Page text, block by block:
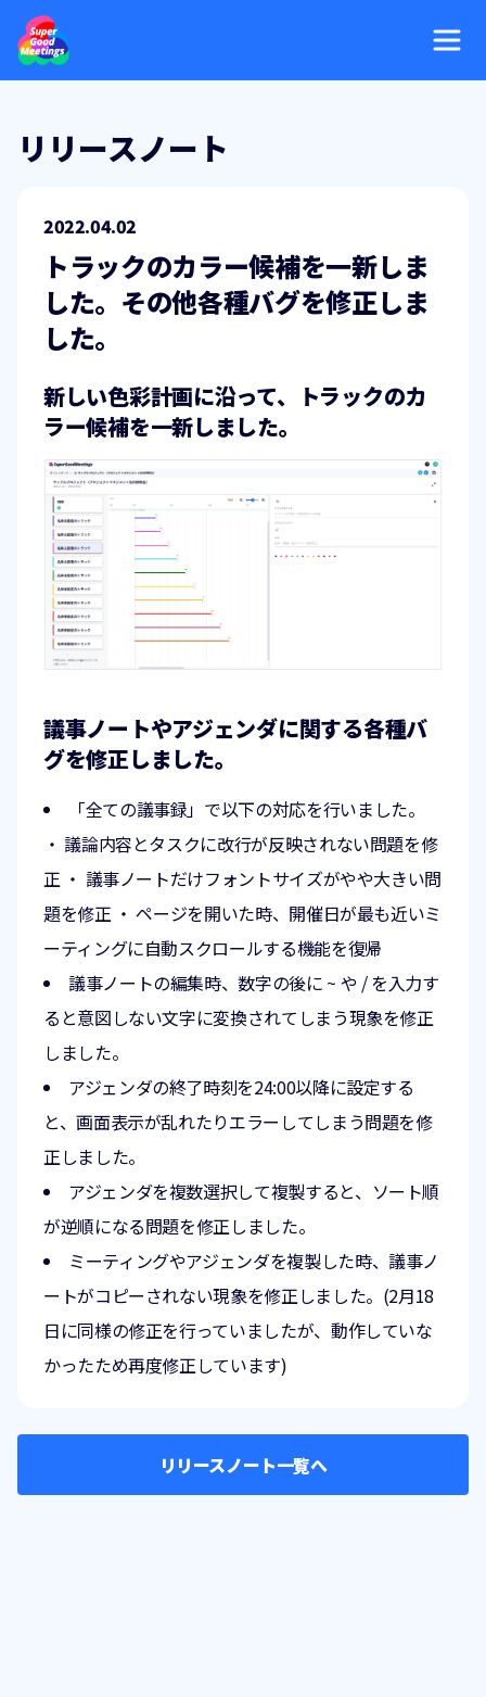
リリースノート
2022.04.02
トラックのカラー候補を一新しま
した。その他各種バグを修正しま
した。
新しい色彩計画に沿って、トラックのカ
ラー候補を一新しました。
議事ノートやアジェンダに関する各種バ
グを修正しました。
「全ての議事録」で以下の対応を行いました。
・ 議論内容とタスクに改行が反映されない問題を修
正 ・ 議事ノートだけフォントサイズがやや大きい問
題を修正 ・ ページを開いた時、開催日が最も近いミ
ーティングに自動スクロールする機能を復帰
議事ノートの編集時、数字の後に ~ や / を入力す
ると意図しない文字に変換されてしまう現象を修正
しました。
アジェンダの終了時刻を24:00以降に設定する
と、画面表示が乱れたりエラーしてしまう問題を修
正しました。
アジェンダを複数選択して複製すると、ソート順
が逆順になる問題を修正しました。
ミーティングやアジェンダを複製した時、議事ノ
ートがコピーされない現象を修正しました。(2月18
日に同様の修正を行っていましたが、動作していな
かったため再度修正しています)
リリースノート一覧へ